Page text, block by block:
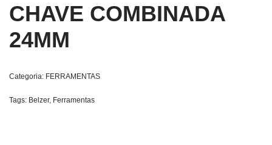
CHAVE COMBINADA
24MM
Categoria: FERRAMENTAS
Tags: Belzer, Ferramentas